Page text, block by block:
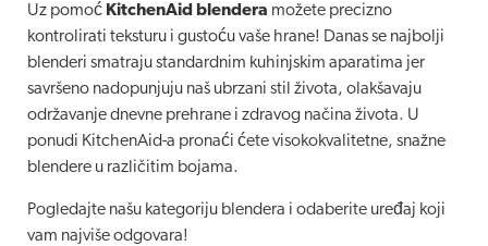
Uz pomoć KitchenAid blendera možete precizno
kontrolirati teksturu i gustoću vaše hrane! Danas se najbolji
blenderi smatraju standardnim kuhinjskim aparatima jer
savršeno nadopunjuju naš ubrzani stil života, olakšavaju
održavanje dnevne prehrane i zdravog načina života. U
ponudi KitchenAid-a pronaći ćete visokokvalitetne, snažne
blendere u različitim bojama.
Pogledajte našu kategoriju blendera i odaberite uređaj koji
vam najviše odgovara!